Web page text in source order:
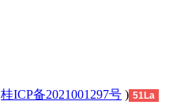
桂ICP备2021001297号 ) 51La